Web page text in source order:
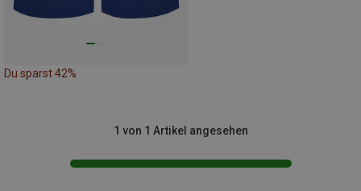
Du sparst 42%
1 von 1 Artikel angesehen